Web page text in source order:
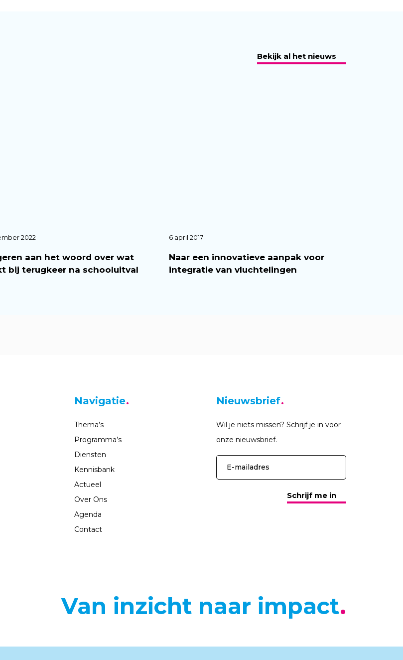
Bekijk al het nieuws
2022
aan het woord over wat
bij terugkeer na schooluitval
6 april 2017
Naar een innovatieve aanpak voor
integratie van vluchtelingen
Navigatie
Thema’s
Programma’s
Diensten
Kennisbank
Actueel
Over Ons
Agenda
Contact
Nieuwsbrief
Wil je niets missen? Schrijf je in voor
onze nieuwsbrief.
Schrijf me in
Van inzicht naar impact